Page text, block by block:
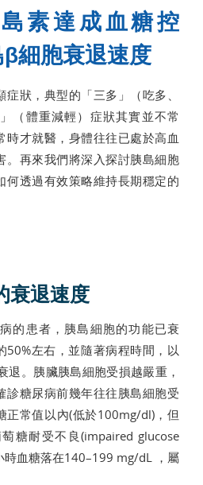
素達成血糖控
細胞衰退速度
狀，典型的「三多」（吃多、
（體重減輕）症狀其實並不常
時才就醫，身體往往已處於高血
。再來我們將深入探討胰島細胞
何透過有效策略維持長期穩定的
衰退速度
的患者，胰島細胞的功能已衰
50%左右，並隨著病程時間，以
退。胰臟胰島細胞受損越嚴重，
診糖尿病前幾年往往胰島細胞受
正常值以內(低於100mg/dl)，但
糖耐受不良(impaired glucose
時血糖落在140–199 mg/dL ，屬